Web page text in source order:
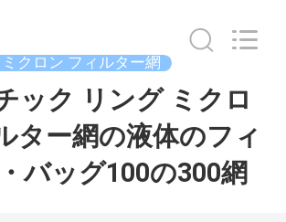
ミクロン フィルター網
ック リング ミクロ
ター網の液体のフィ
バッグ100の300網